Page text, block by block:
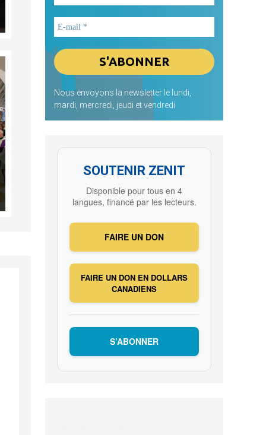
Nous envoyons la newsletter le lundi,
mardi, mercredi, jeudi et vendredi
SOUTENIR ZENIT
Disponible pour tous en 4
langues, financé par les lecteurs.
FAIRE UN DON
FAIRE UN DON EN DOLLARS
CANADIENS
S’ABONNER